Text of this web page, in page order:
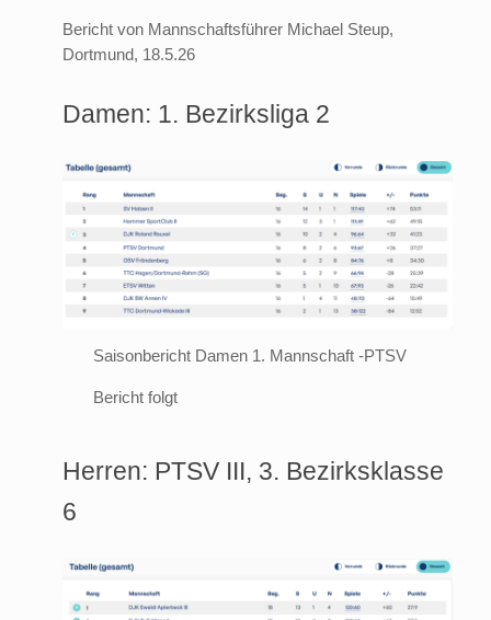
Bericht von Mannschaftsführer Michael Steup,
Dortmund, 18.5.26
Damen: 1. Bezirksliga 2
Saisonbericht Damen 1. Mannschaft -PTSV
Bericht folgt
Herren: PTSV III, 3. Bezirksklasse
6